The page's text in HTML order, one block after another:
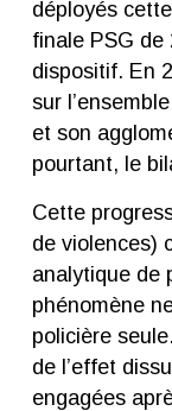
déployés
finale PSG de
dispositif. En
sur
et son
pourtant, le
Cette
de violences)
analytique de
phénomène
policière
de l’effet
engagées